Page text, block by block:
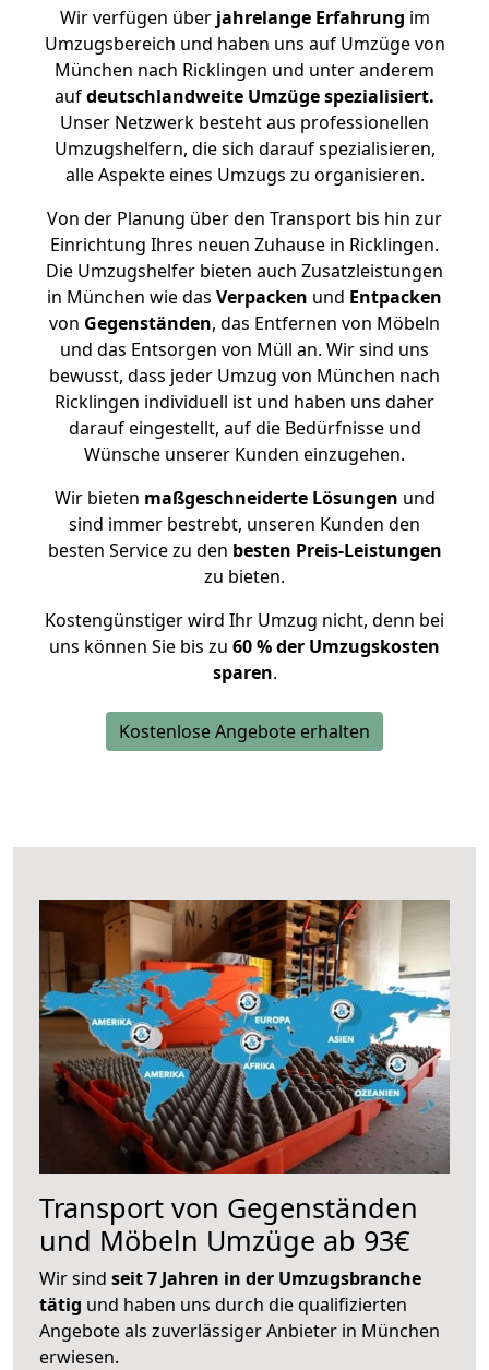
Wir verfügen überjahrelange Erfahrung im
Umzugsbereich und haben uns auf Umzüge von
München nach Ricklingen und unter anderem
aufdeutschlandweite Umzüge spezialisiert.
Unser Netzwerk besteht aus professionellen
Umzugshelfern, die sich darauf spezialisieren,
alle Aspekte eines Umzugs zu organisieren.
Von der Planung über den Transport bis hin zur
Einrichtung Ihres neuen Zuhause in Ricklingen.
Die Umzugshelfer bieten auch Zusatzleistungen
in München wie das Verpacken und Entpacken
von Gegenständen, das Entfernen von Möbeln
und das Entsorgen von Müll an. Wir sind uns
bewusst, dass jeder Umzug von München nach
Ricklingen individuell ist und haben uns daher
darauf eingestellt, auf die Bedürfnisse und
Wünsche unserer Kunden einzugehen.
Wir bieten maßgeschneiderte Lösungen und
sind immer bestrebt, unseren Kunden den
besten Service zu den besten Preis-Leistungen
zu bieten.
Kostengünstiger wird Ihr Umzug nicht, denn bei
uns können Sie bis zu 60 % der Umzugskosten
sparen.
Kostenlose Angebote erhalten
Transport von Gegenständen
und Möbeln Umzüge ab 93€
Wir sind seit 7 Jahren in der Umzugsbranche
tätig und haben uns durch die qualifizierten
Angebote als zuverlässiger Anbieter in München
erwiesen.